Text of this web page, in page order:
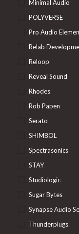
Minimal Audio
POLYVERSE
Pro Audio
Relab
Reloop
Reveal Sound
Rhodes
Rob Papen
Serato
SHIMBOL
Spectrasonics
STAY
Studiologic
Sugar Bytes
Synapse Audio
Thunderplugs